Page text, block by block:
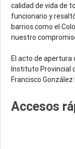
calidad de vida de
funcionario y
barrios como el
nuestro
El acto de apertura
Instituto Provincial
Francisco González
Accesos